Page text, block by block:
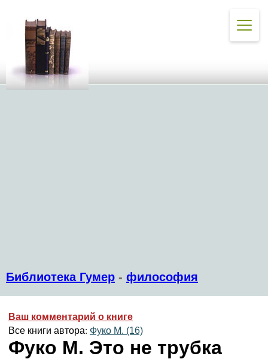
Библиотека Гумер - философия
Ваш комментарий о книге
Все книги автора: Фуко М. (16)
Фуко М. Это не трубка